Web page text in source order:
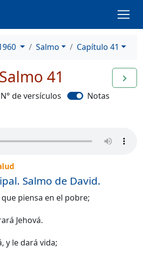
Salmo Capítulo 41
navigate_next
Salmo 41
N° de versículos
Notas
Salmo de David.
piensa en el pobre;
Jehová.
y le dará vida;